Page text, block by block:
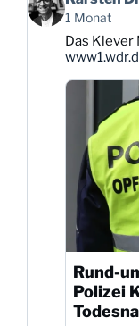
von
Karsten
Dittmann
Bluesky
1 Monat
Das Klever
Rund-
Polizei